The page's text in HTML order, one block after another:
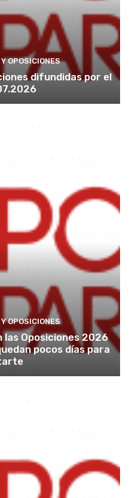
OPOSICIONES
difundidas por el
OPOSICIONES
las Oposiciones 2026
pocos días para